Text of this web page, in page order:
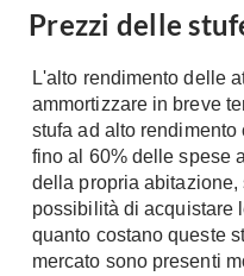
Piumini
Letti Contenitore
Letti a Scomparsa
Armadi
Armadio ante Battenti
Armadi ante
Scorrevoli
Prezzi delle
L'alto rendimento delle
ammortizzare in breve
stufa ad alto
fino al 60% delle spese
della propria abitazione,
possibilità di acquistare
quanto costano queste
mercato sono presenti